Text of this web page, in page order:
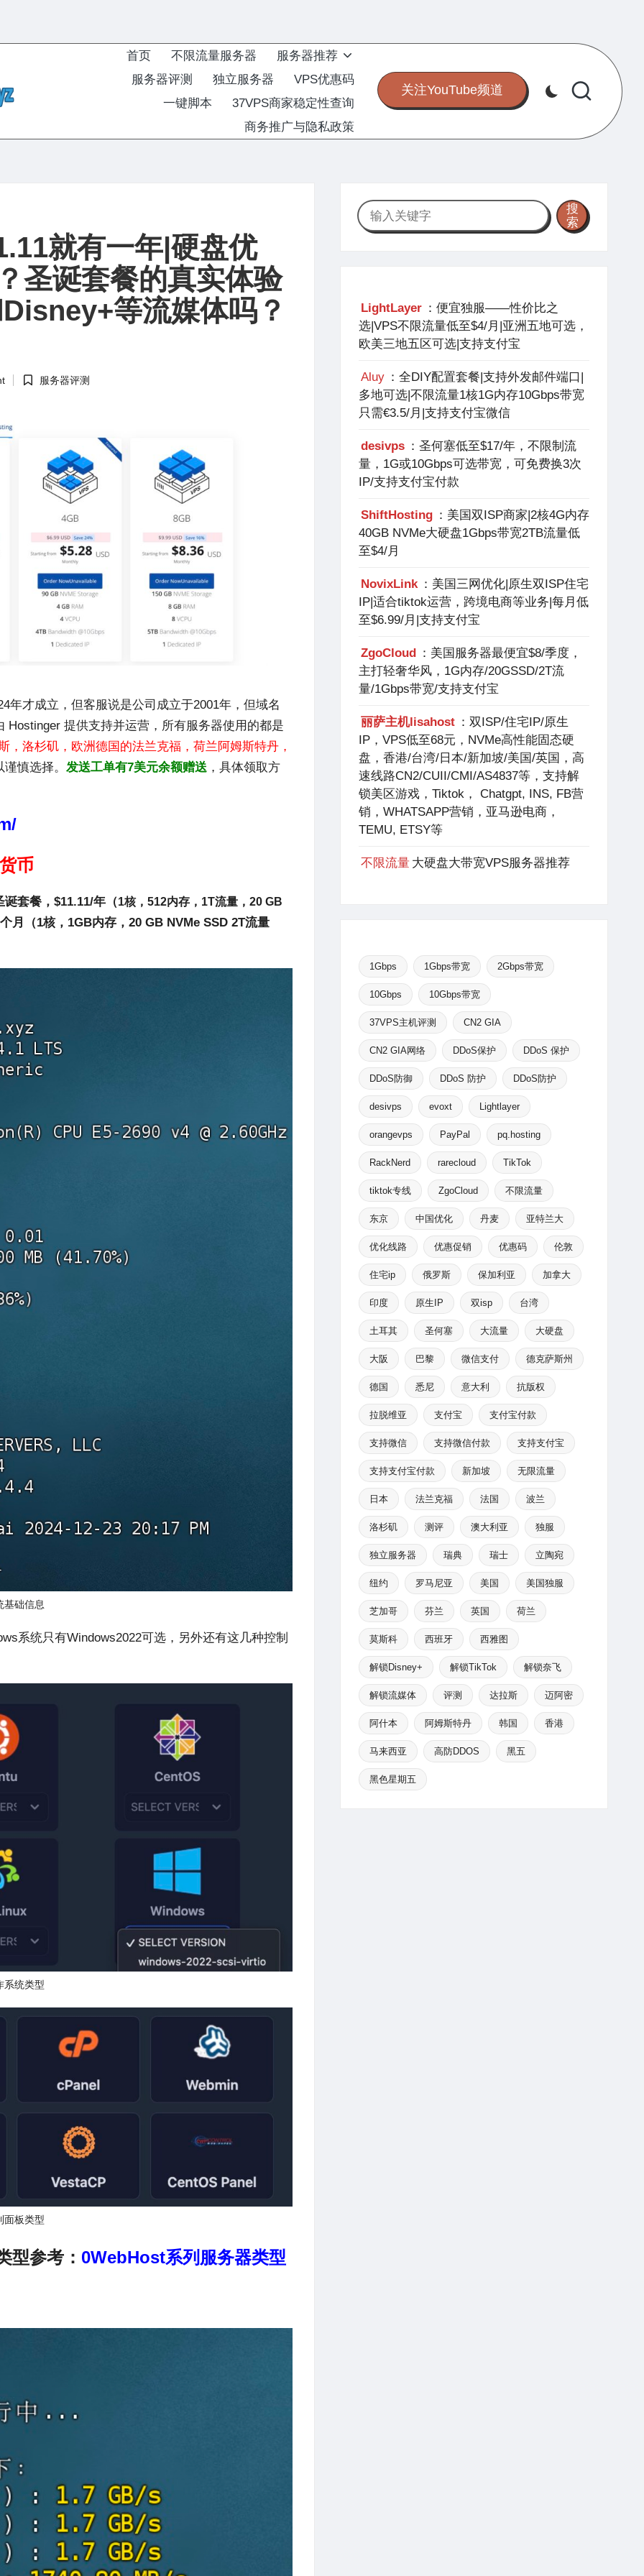
首页 不限流量服务器
服务器推荐
服务器评测
独立服务器
VPS优惠码
一键脚本
37VPS商家稳定性查询
商务推广与隐私政策
关注YouTube频道
就有一年|硬盘优
圣诞套餐的真实体验
等流媒体吗？
Posted
服务器评测
年才成立，但客服说是公司成立于2001年，但域名
Hostinger 提供支持并运营，所有服务器使用的都是
，洛杉矶，欧洲德国的法兰克福，荷兰阿姆斯特丹，
慎选择。 发送工单有7美元余额赠送 ，具体领取方
币
套餐，$11.11/年（1核，512内存，1T流量，20 GB
月（1核，1GB内存，20 GB NVMe SSD 2T流量
基础信息
系统只有Windows2022可选，另外还有这几种控制
系统类型
面板类型
型参考： 0WebHost系列服务器类型
搜
索
搜
索
LightLayer ：便宜独服——性价比之
选|VPS不限流量低至$4/月|亚洲五地可选，
欧美三地五区可选|支持支付宝
Aluy ：全DIY配置套餐|支持外发邮件端口|
多地可选|不限流量1核1G内存10Gbps带宽
只需€3.5/月|支持支付宝微信
desivps ：圣何塞低至$17/年，不限制流
量，1G或10Gbps可选带宽，可免费换3次
IP/支持支付宝付款
ShiftHosting ：美国双ISP商家|2核4G内存
40GB NVMe大硬盘1Gbps带宽2TB流量低
至$4/月
NovixLink ：美国三网优化|原生双ISP住宅
IP|适合tiktok运营，跨境电商等业务|每月低
至$6.99/月|支持支付宝
ZgoCloud ：美国服务器最便宜$8/季度，
主打轻奢华风，1G内存/20GSSD/2T流
量/1Gbps带宽/支持支付宝
丽萨主机lisahost ：双ISP/住宅IP/原生
IP，VPS低至68元，NVMe高性能固态硬
盘，香港/台湾/日本/新加坡/美国/英国，高
速线路CN2/CUII/CMI/AS4837等，支持解
锁美区游戏，Tiktok， Chatgpt, INS, FB营
销，WHATSAPP营销，亚马逊电商，
TEMU, ETSY等
不限流量 大硬盘大带宽VPS服务器推荐
1Gbps 1Gbps带宽 2Gbps带宽
10Gbps 10Gbps带宽
37VPS主机评测 CN2 GIA
CN2 GIA网络 DDoS保护 DDoS 保护
DDoS防御 DDoS 防护 DDoS防护
desivps evoxt Lightlayer
orangevps PayPal pq.hosting
RackNerd rarecloud TikTok
tiktok专线 ZgoCloud 不限流量
东京 中国优化 丹麦 亚特兰大
优化线路 优惠促销 优惠码 伦敦
住宅ip 俄罗斯 保加利亚 加拿大
印度 原生IP 双isp 台湾
土耳其 圣何塞 大流量 大硬盘
大阪 巴黎 微信支付 德克萨斯州
德国 悉尼 意大利 抗版权
拉脱维亚 支付宝 支付宝付款
支持微信 支持微信付款 支持支付宝
支持支付宝付款 新加坡 无限流量
日本 法兰克福 法国 波兰
洛杉矶 测评 澳大利亚 独服
独立服务器 瑞典 瑞士 立陶宛
纽约 罗马尼亚 美国 美国独服
芝加哥 芬兰 英国 荷兰
莫斯科 西班牙 西雅图
解锁Disney+ 解锁TikTok 解锁奈飞
解锁流媒体 评测 达拉斯 迈阿密
阿什本 阿姆斯特丹 韩国 香港
马来西亚 高防DDOS 黑五
黑色星期五